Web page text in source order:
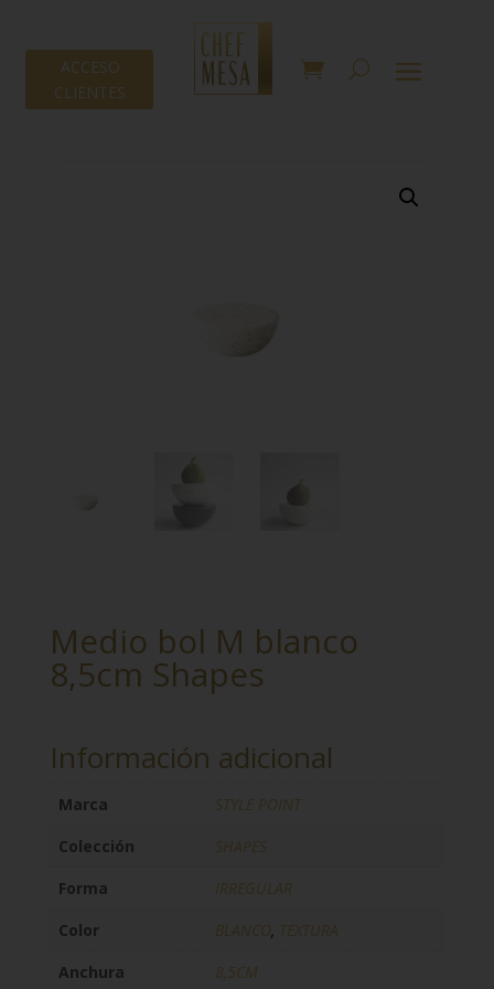
ACCESO
CLIENTES
Medio bol M blanco
8,5cm Shapes
Información adicional
Marca
STYLE POINT
Colección
SHAPES
Forma
IRREGULAR
Color
BLANCO, TEXTURA
Anchura
8,5CM